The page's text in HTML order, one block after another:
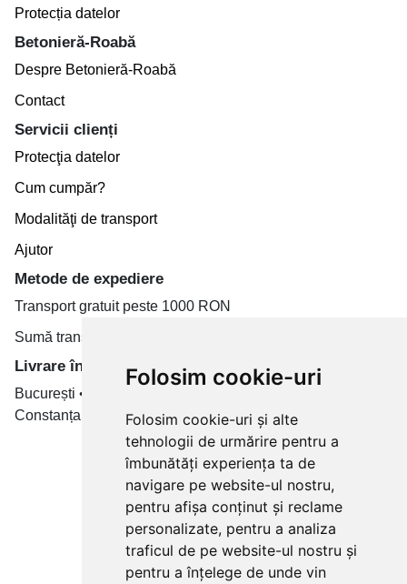
Folosim cookie-uri
Folosim cookie-uri și alte
tehnologii de urmărire pentru a
îmbunătăți experiența ta de
navigare pe website-ul nostru,
pentru afișa conținut și reclame
personalizate, pentru a analiza
traficul de pe website-ul nostru și
pentru a înțelege de unde vin
Protecția datelor
Betonieră-Roabă
Despre Betonieră-Roabă
Contact
Servicii clienți
Protecţia datelor
Cum cumpăr?
Modalităţi de transport
Ajutor
Metode de expediere
Transport gratuit peste 1000 RON
Sumă transport de la 19.99 RON
Livrare în toate țară
București • Cluj-Napoca • Brașov • Timișoara • Iași •
Constanța • Craiova
Plăți cu card bancar prin